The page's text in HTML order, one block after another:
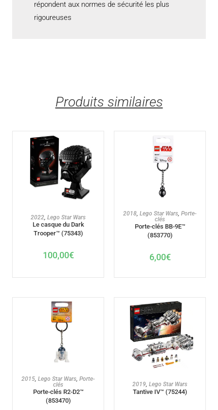
répondent aux normes de sécurité les plus
rigoureuses
Produits similaires
AJOUTER AU PANIER
2022, Lego Star Wars
Le casque du Dark
Trooper™ (75343)
100,00€
AJOUTER AU PANIER
2018, Lego Star Wars, Porte-
clés
Porte-clés BB-9E™
(853770)
6,00€
AJOUTER AU PANIER
2015, Lego Star Wars, Porte-
clés
Porte-clés R2-D2™
(853470)
2019 Lego Star Wars
Tantive IV™ (75244)